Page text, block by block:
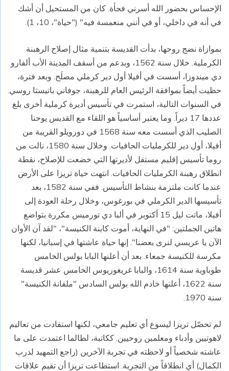
الإحساس بحضور الله أسرني فجأة. كان من المستحيل أن أشك
في أنه في داخلي، أو في أنني منغمسة فيه" ("حياة"، 10، 1).
بموازاة نضج روحها، بدأت القديسة بتنمية مثال إصلاح الرهبنة
الكرملية. خلال سنة 1562، وبدعم من أسقف المدينة الأب ألفارو
دي ميندوزا، أسست في أفيلا أول دير كرملي مصلَح. وبعد فترة،
حظيت أيضاً بموافقة الرئيس العام للرهبنة، جوفاني باتيستا روسي.
في السنوات التالية، استمرت في تأسيس أديرة كرملية أخرى بلغ
عددها 17 ديراً. وما يعتبر أساسياً هو اللقاء مع القديس يوحنا
الصليب الذي أسست معه سنة 1568 في دورويلو القريبة من
أفيلا، أول دير للكرمليات الحافيات. وخلال سنة 1580، نالت من
روما تأسيس إقليم مستقل لأديرتها التي خضعت للإصلاح، نقطة
انطلاق رهبنة الكرمليات الحافيات. انتهت حياة تريزا على الأرض
عندما كانت ملتزمة بنشاط التأسيس. ففي سنة 1582، بعد
تأسيسها الدير الكرملي في بورغوس، وخلال رحلة العودة إلى
أفيلا، ماتت ليل 15 أكتوبر في ألبا دي تورميس مكررة بتواضع
هاتين الجملتين: "في النهاية، أموت كابنة الكنيسة"، "لقد آن الأوان
الآن يا عريسي لنرى بعضنا". إنها حياة عاشتها في إسبانيا، لكنها
مكرسة للكنيسة جمعاء. بعد أن أعلنها البابا بولس الخامس
طوباوية سنة 1614، والبابا غريغوريوس الخامس عشر قديسة
سنة 1622، أعلنها خادم الله بولس السادس "ملفانة الكنيسة"
سنة 1970.
لم تحصّل تريزا ليسوع أي تعليم جامعي، لكنها استفادت من تعاليم
لاهوتيين وأدباء ومعلمين روحيين. ككاتبة، لطالما اعتمدت على ما
عاشته شخصياً أو لاحظته في تجربة الآخرين (راجع التمهيد لدرب
الكمال) أي انطلاقاً من التجربة. استطاعت تريزا أن تقيم علاقات